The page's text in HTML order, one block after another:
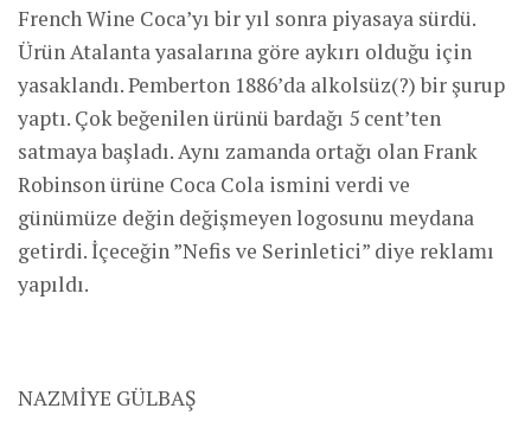
French Wine Coca’yı bir yıl sonra piyasaya sürdü.
Ürün Atalanta yasalarına göre aykırı olduğu için
yasaklandı. Pemberton 1886’da alkolsüz(?) bir şurup
yaptı. Çok beğenilen ürünü bardağı 5 cent’ten
satmaya başladı. Aynı zamanda ortağı olan Frank
Robinson ürüne Coca Cola ismini verdi ve
günümüze değin değişmeyen logosunu meydana
getirdi. İçeceğin ”Nefis ve Serinletici” diye reklamı
yapıldı.
NAZMİYE GÜLBAŞ